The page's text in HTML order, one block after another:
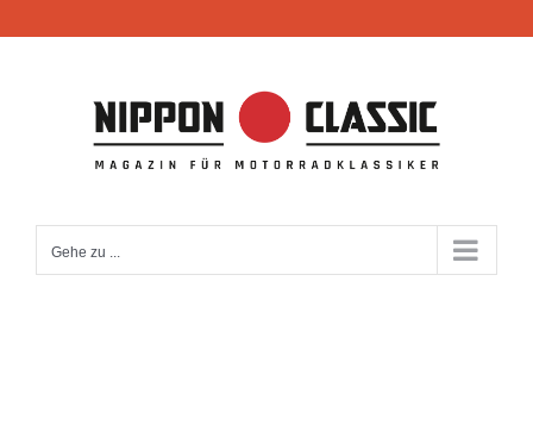
Inhalt
Gehe zu ...